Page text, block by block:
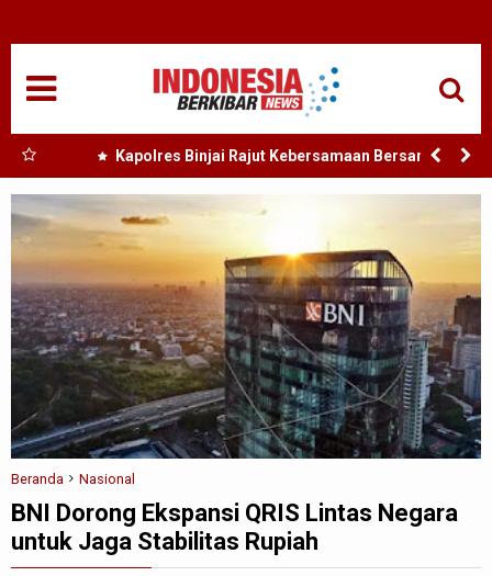
Kapolres Binjai Rajut Kebersamaan Bersama
Komunitas Ojek Online Kota Binjai
Beranda Nasional
BNI Dorong Ekspansi QRIS Lintas Negara
untuk Jaga Stabilitas Rupiah
NASIONAL
SUMUT
MEDAN
TANJUNGBALAI
ACEH
EDUKASI
ADVETORIAL
REDAKSI